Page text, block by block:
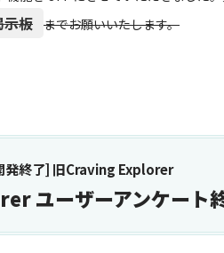
板 までお願いいたします。
発終了] 旧Craving Explorer
ユーザーアンケート終